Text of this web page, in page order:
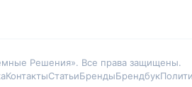
Решения». Все права защищены.
КонтактыСтатьиБрендыБрендбук